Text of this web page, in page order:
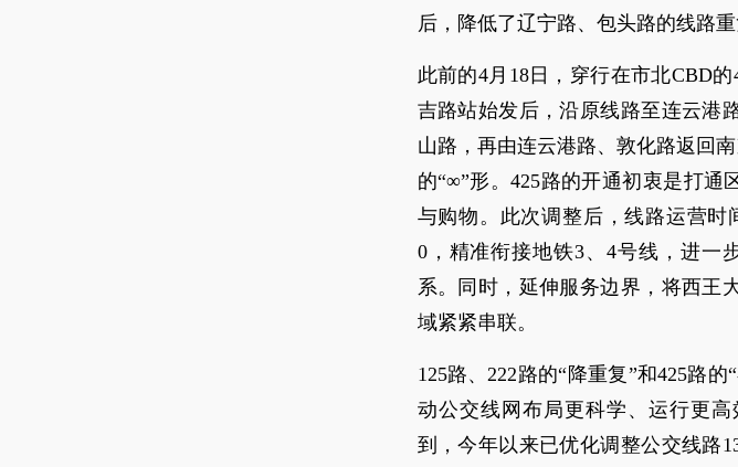
后，降低了辽宁路、包头路的线路重
此前的4月18日，穿行在市北CBD
吉路站始发后，沿原线路至连云港
山路，再由连云港路、敦化路返回
的“∞”形。425路的开通初衷是打通
与购物。此次调整后，线路运营
0，精准衔接地铁3、4号线，进一
系。同时，延伸服务边界，将西王
域紧紧串联。
125路、222路的“降重复”和425路
动公交线网布局更科学、运行更
到，今年以来已优化调整公交线路